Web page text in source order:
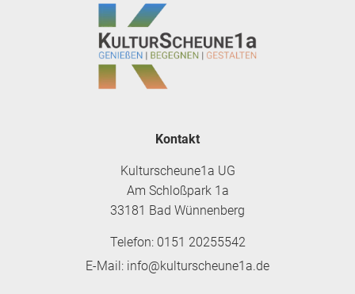
Kontakt
Kulturscheune1a UG
Am Schloßpark 1a
33181 Bad Wünnenberg
Telefon: 0151 20255542
E-Mail: info@kulturscheune1a.de